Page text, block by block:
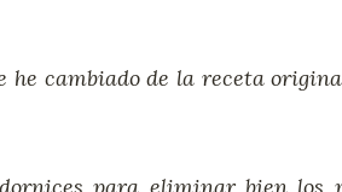
he cambiado de la receta